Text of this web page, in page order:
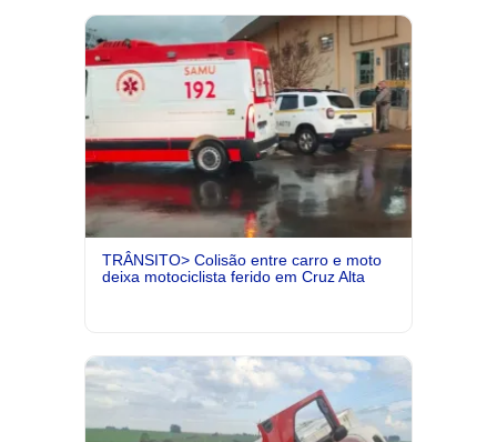
TRÂNSITO> Colisão entre carro e moto
deixa motociclista ferido em Cruz Alta